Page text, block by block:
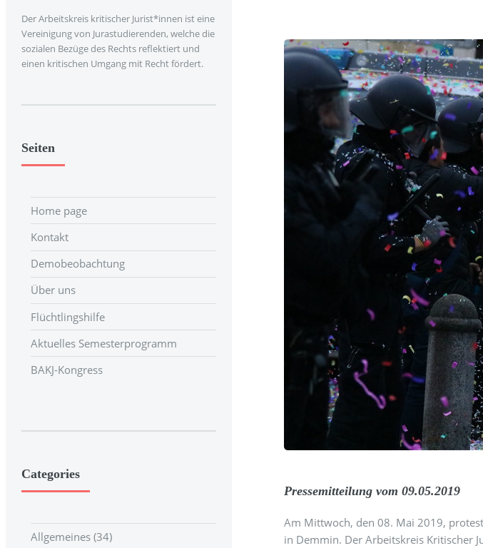
Pressemitteilung vom 09.05.2019
Am Mittwoch, den 08. Mai 2019,
in Demmin. Der Arbeitskreis Kritischer
Der Arbeitskreis kritischer Jurist*innen ist eine
Vereinigung von Jurastudierenden, welche die
sozialen Bezüge des Rechts reflektiert und
einen kritischen Umgang mit Recht fördert.
Seiten
Home page
Kontakt
Demobeobachtung
Über uns
Flüchtlingshilfe
Aktuelles Semesterprogramm
BAKJ-Kongress
Categories
Allgemeines (34)